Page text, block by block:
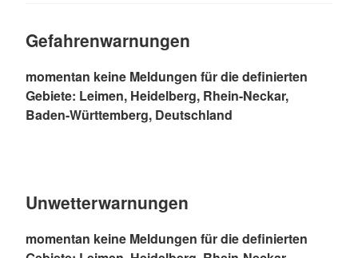
Gefahrenwarnungen
momentan keine Meldungen für die definierten
Gebiete: Leimen, Heidelberg, Rhein-Neckar,
Baden-Württemberg, Deutschland
Unwetterwarnungen
momentan keine Meldungen für die definierten